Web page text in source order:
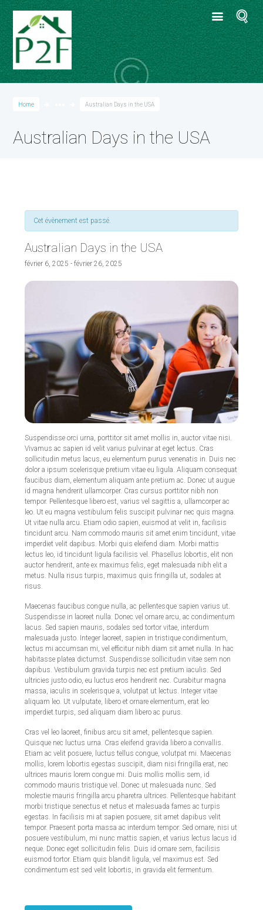
Home Australian Days in the USA
Australian Days in the USA
Cet évènement est passé.
Australian Days in the USA
février 6, 2025 -février 26, 2025
Suspendisse orci urna, porttitor sit amet mollis in, auctor vitae nisi.
Vivamus ac sapien id velit varius pulvinar at eget lectus. Cras
sollicitudin metus lacus, eu elementum purus venenatis in. Duis nec
dolor a ipsum scelerisque pretium vitae eu ligula. Aliquam consequat
faucibus diam, elementum aliquam ante pretium ac. Donec ut augue
id magna hendrerit ullamcorper. Cras cursus porttitor nibh non
tempor. Pellentesque libero est, varius vel sagittis a, ullamcorper ac
leo. Ut eu magna vestibulum felis suscipit pulvinar nec quis magna.
Ut vitae nulla arcu. Etiam odio sapien, euismod at velit in, facilisis
tincidunt arcu. Nam commodo mauris sit amet enim tincidunt, vitae
imperdiet velit dapibus. Morbi quis eleifend diam. Morbi mattis
lectus leo, id tincidunt ligula facilisis vel. Phasellus lobortis, elit non
auctor hendrerit, ante ex maximus felis, eget malesuada nibh elit a
metus. Nulla risus turpis, maximus quis fringilla ut, sodales at
risus.
Maecenas faucibus congue nulla, ac pellentesque sapien varius ut.
Suspendisse in laoreet nulla. Donec vel ornare arcu, ac condimentum
lacus. Sed sapien mauris, sodales sed tortor vitae, interdum
malesuada justo. Integer laoreet, sapien in tristique condimentum,
lectus mi accumsan mi, vel efficitur nibh diam sit amet nulla. In hac
habitasse platea dictumst. Suspendisse sollicitudin vitae sem non
dapibus. Vestibulum gravida turpis nec est pretium iaculis. Sed
ultricies justo odio, eu luctus eros hendrerit nec. Curabitur magna
massa, iaculis in scelerisque a, volutpat ut lectus. Integer vitae
aliquam leo. Ut vulputate, libero et ornare elementum, erat leo
imperdiet turpis, sed aliquam diam libero ac purus.
Cras vel leo laoreet, finibus arcu sit amet, pellentesque sapien.
Quisque nec luctus urna. Cras eleifend gravida libero a convallis.
Etiam ac velit posuere, luctus tellus congue, volutpat mi. Maecenas
mollis, lorem lobortis egestas suscipit, diam nisi fringilla erat, nec
ultrices mauris lorem congue mi. Duis mollis mollis sem, id
commodo mauris tristique vel. Donec ut malesuada nunc. Sed
molestie mauris fringilla arcu pharetra ultrices. Pellentesque habitant
morbi tristique senectus et netus et malesuada fames ac turpis
egestas. In facilisis mi at sapien posuere, sit amet dapibus velit
tempor. Praesent porta massa ac interdum tempor. Sed ornare, nisi ut
posuere vestibulum, mi nunc mattis sapien, et varius lectus lacus id
neque. Donec eget sollicitudin felis. Duis id ornare sem, facilisis
euismod tortor. Etiam quis blandit ligula, vel maximus est. Sed
condimentum est sed velit lobortis, in gravida elit fermentum.